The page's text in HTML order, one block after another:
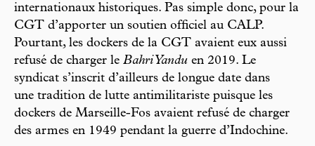
internationaux historiques. Pas simple donc, pour la
CGT d’apporter un soutien officiel au CALP.
Pourtant, les dockers de la CGT avaient eux aussi
refusé de charger le Bahri Yandu en 2019. Le
syndicat s’inscrit d’ailleurs de longue date dans
une tradition de lutte antimilitariste puisque les
dockers de Marseille-Fos avaient refusé de charger
des armes en 1949 pendant la guerre d’Indochine.